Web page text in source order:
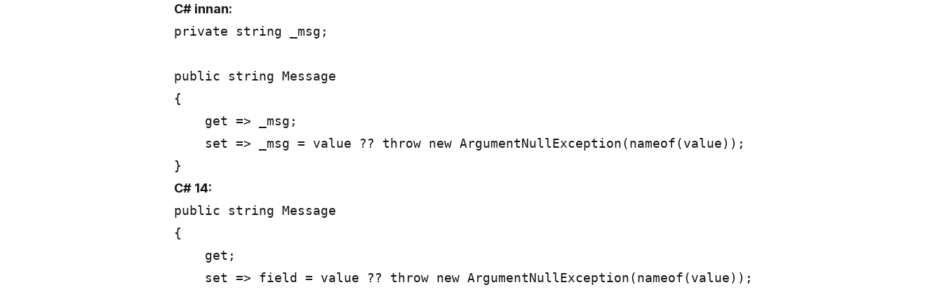
C# innan:
private string _msg;
public string Message
{
    get => _msg;
    set => _msg = value ?? throw new ArgumentNullException(nameof(value));
C# 14:
public string Message
{
    get;
    set => field = value ?? throw new ArgumentNullException(nameof(value));